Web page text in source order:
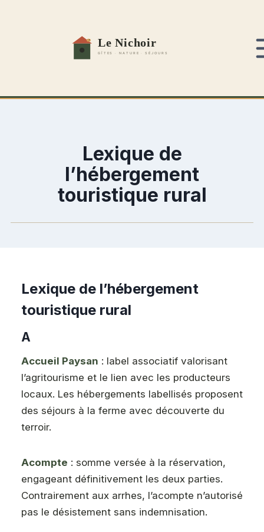
Lexique de
l’hébergement
touristique rural
Lexique de l’hébergement
touristique rural
A
Accueil Paysan : label associatif valorisant
l’agritourisme et le lien avec les producteurs
locaux. Les hébergements labellisés proposent
des séjours à la ferme avec découverte du
terroir.
Acompte : somme versée à la réservation,
engageant définitivement les deux parties.
Contrairement aux arrhes, l’acompte n’autorisé
pas le désistement sans indemnisation.